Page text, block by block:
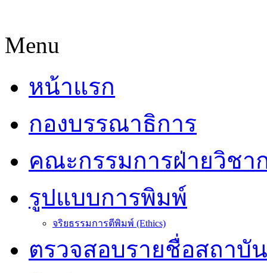
Menu
หน้าแรก
กองบรรณาธิการ
คณะกรรมการฝ่ายวิชา
รูปแบบการพิมพ์
จริยธรรมการตีพิมพ์ (Ethics)
ตรวจสอบรายชื่อสถาบั